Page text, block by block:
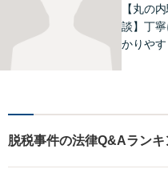
【丸の
談】丁
かりやす
ます。
弁護士
【平日
脱税事件の法律Q&Aランキ